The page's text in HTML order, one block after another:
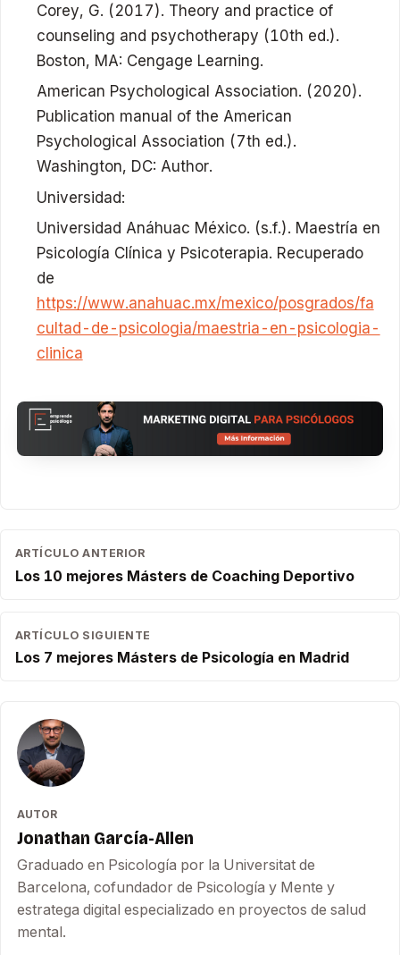
Corey, G. (2017). Theory and practice of
counseling and psychotherapy (10th ed.).
Boston, MA: Cengage Learning.
American Psychological Association. (2020).
Publication manual of the American
Psychological Association (7th ed.).
Washington, DC: Author.
Universidad:
Universidad Anáhuac México. (s.f.). Maestría en
Psicología Clínica y Psicoterapia. Recuperado
de
https://www.anahuac.mx/mexico/posgrados/fa
cultad-de-psicologia/maestria-en-psicologia-
clinica
ARTÍCULO ANTERIOR
Los 10 mejores Másters de Coaching Deportivo
ARTÍCULO SIGUIENTE
Los 7 mejores Másters de Psicología en Madrid
AUTOR
Jonathan García-Allen
Graduado en Psicología por la Universitat de
Barcelona, cofundador de Psicología y Mente y
estratega digital especializado en proyectos de salud
mental.